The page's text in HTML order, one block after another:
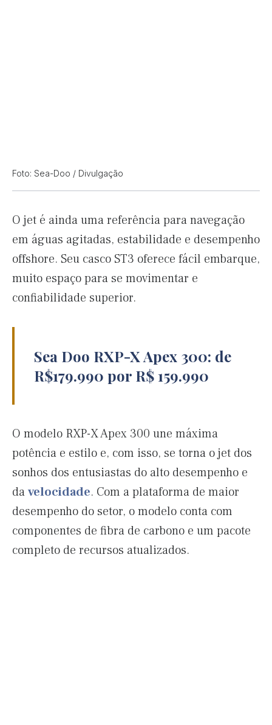
Foto: Sea-Doo / Divulgação
O jet é ainda uma referência para navegação
em águas agitadas, estabilidade e desempenho
offshore. Seu casco ST3 oferece fácil embarque,
muito espaço para se movimentar e
confiabilidade superior.
Sea Doo RXP-X Apex 300: de
R$179.990 por R$ 159.990
O modelo RXP-X Apex 300 une máxima
potência e estilo e, com isso, se torna o jet dos
sonhos dos entusiastas do alto desempenho e
davelocidade. Com a plataforma de maior
desempenho do setor, o modelo conta com
componentes de fibra de carbono e um pacote
completo de recursos atualizados.